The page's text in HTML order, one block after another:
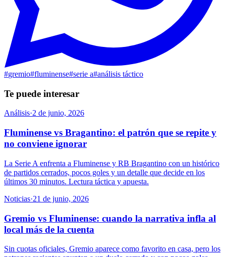
#gremio#fluminense#serie a#análisis táctico
Te puede interesar
Análisis·2 de junio, 2026
Fluminense vs Bragantino: el patrón que se repite y
no conviene ignorar
La Serie A enfrenta a Fluminense y RB Bragantino con un histórico
de partidos cerrados, pocos goles y un detalle que decide en los
últimos 30 minutos. Lectura táctica y apuesta.
Noticias·21 de junio, 2026
Gremio vs Fluminense: cuando la narrativa infla al
local más de la cuenta
Sin cuotas oficiales, Gremio aparece como favorito en casa, pero los